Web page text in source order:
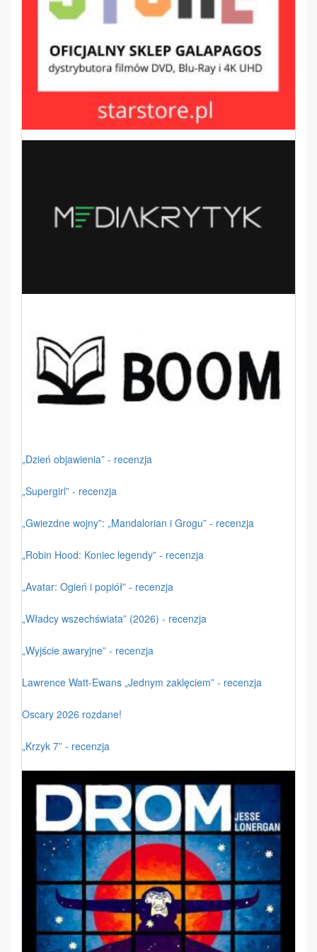
„Dzień objawienia” - recenzja
„Supergirl” - recenzja
„Gwiezdne wojny”: „Mandalorian i Grogu” - recenzja
„Robin Hood: Koniec legendy” - recenzja
„Avatar: Ogień i popiół” - recenzja
„Władcy wszechświata” (2026) - recenzja
„Wyjście awaryjne” - recenzja
Lawrence Watt-Ewans „Jednym zaklęciem” - recenzja
Oscary 2026 rozdane!
„Krzyk 7” - recenzja